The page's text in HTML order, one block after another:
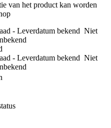
van het product kan worden
- Leverdatum bekend Niet
- Leverdatum bekend Niet